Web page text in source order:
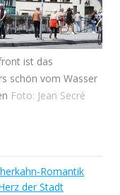
ist das
schön vom Wasser
Foto: Jean Secré
Romantik
der Stadt